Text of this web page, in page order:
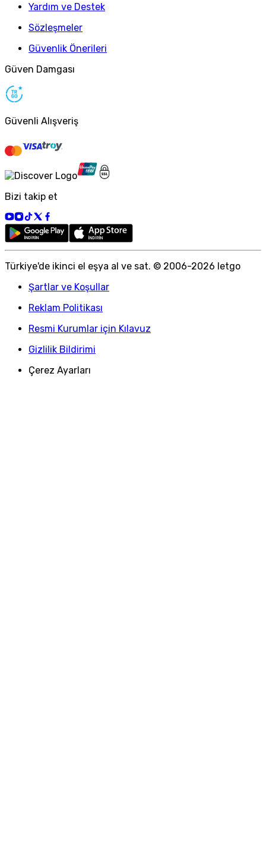
Yardım ve Destek
Sözleşmeler
Güvenlik Önerileri
Güven Damgası
Güvenli Alışveriş
Bizi takip et
Türkiye'de ikinci el eşya al ve sat. © 2006-2026 letgo
Şartlar ve Koşullar
Reklam Politikası
Resmi Kurumlar için Kılavuz
Gizlilik Bildirimi
Çerez Ayarları